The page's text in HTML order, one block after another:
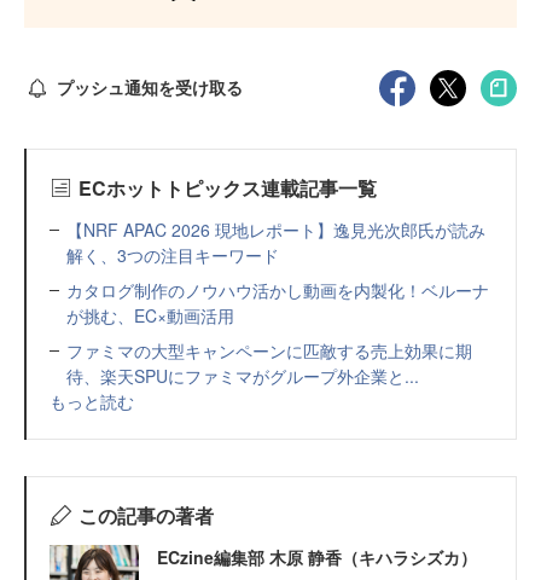
プッシュ通知を受け取る
ECホットトピックス連載記事一覧
【NRF APAC 2026 現地レポート】逸見光次郎氏が読み
解く、3つの注目キーワード
カタログ制作のノウハウ活かし動画を内製化！ベルーナ
が挑む、EC×動画活用
ファミマの大型キャンペーンに匹敵する売上効果に期
待、楽天SPUにファミマがグループ外企業と...
もっと読む
この記事の著者
ECzine編集部 木原 静香（キハラシズカ）